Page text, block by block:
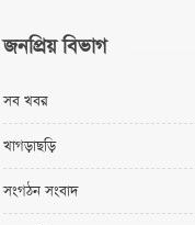
জনপ্রিয় বিভাগ
সব খবর
খাগড়াছড়ি
সংগঠন সংবাদ